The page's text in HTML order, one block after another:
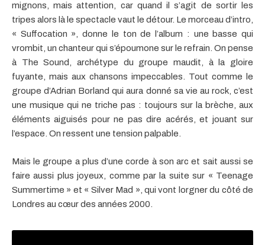
mignons, mais attention, car quand il s’agit de sortir les
tripes alors là le spectacle vaut le détour. Le morceau d’intro,
« Suffocation », donne le ton de l’album : une basse qui
vrombit, un chanteur qui s’époumone sur le refrain. On pense
à The Sound, archétype du groupe maudit, à la gloire
fuyante, mais aux chansons impeccables. Tout comme le
groupe d’Adrian Borland qui aura donné sa vie au rock, c’est
une musique qui ne triche pas : toujours sur la brèche, aux
éléments aiguisés pour ne pas dire acérés, et jouant sur
l’espace. On ressent une tension palpable.
Mais le groupe a plus d’une corde à son arc et sait aussi se
faire aussi plus joyeux, comme par la suite sur « Teenage
Summertime » et « Silver Mad », qui vont lorgner du côté de
Londres au cœur des années 2000.